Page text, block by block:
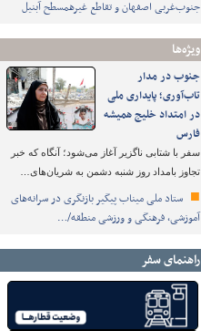
جنوب‌غربی اصفهان و تقاطع غیرهمسطح آبنیل
ویژه‌ها
جنوب در مدار
تاب‌آوری؛ پایداری ملی
در امتداد خلیج همیشه
فارس
سفر با شتابی ناگزیر آغاز می‌شود؛ آنگاه که خبر
تجاوز بامداد روز شنبه دشمن به شریان‌های…
ستاد ملی میناب پیگیر بازنگری در سرانه‌های
آموزشی، فرهنگی و ورزشی منطقه/…
راهنمای سفر